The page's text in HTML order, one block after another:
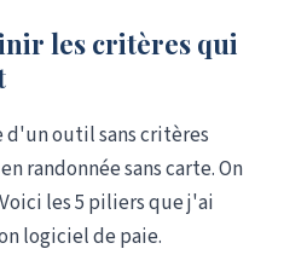
les critères qui
d'un outil sans critères
randonnée sans carte. On
les 5 piliers que j'ai
logiciel de paie.